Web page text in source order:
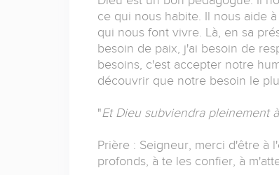
ce qui nous habite. Il nous aide
qui nous font vivre. Là, en sa
besoin de paix, j'ai besoin de
besoins, c'est accepter notre
découvrir que notre besoin le
"Et Dieu subviendra pleinement
Prière : Seigneur, merci d'être à
profonds, à te les confier, à